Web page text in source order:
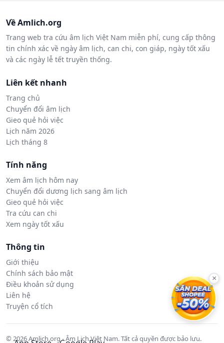
Về Amlich.org
Trang web tra cứu âm lịch Việt Nam miễn phí, cung cấp thông
tin chính xác về ngày âm lịch, can chi, con giáp, ngày tốt xấu
và các ngày lễ tết truyền thống.
Liên kết nhanh
Trang chủ
Chuyển đổi âm lịch
Gieo quẻ hỏi việc
Lịch năm 2026
Lịch tháng 8
Tính năng
Xem âm lịch hôm nay
Chuyển đổi dương lịch sang âm lịch
Gieo quẻ hỏi việc
Tra cứu can chi
Xem ngày tốt xấu
Thông tin
Giới thiệu
Chính sách bảo mật
Điều khoản sử dụng
Liên hệ
Truyện cổ tích
© 2026 Amlich.org - Âm Lịch Việt Nam. Tất cả quyền được bảo lưu.
×